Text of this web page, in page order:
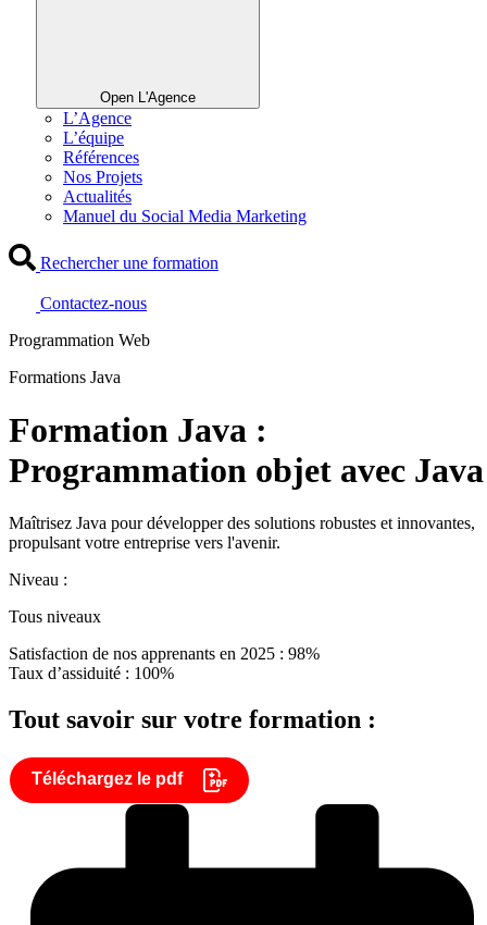
Open L'Agence
L’Agence
L’équipe
Références
Nos Projets
Actualités
Manuel du Social Media Marketing
Rechercher une formation
Contactez-nous
Programmation Web
Formations Java
Formation Java :
Programmation objet avec Java
Maîtrisez Java pour développer des solutions robustes et innovantes,
propulsant votre entreprise vers l'avenir.
Niveau :
Tous niveaux
Satisfaction de nos apprenants en 2025 : 98%
Taux d’assiduité : 100%
Tout savoir sur votre formation :
Téléchargez le pdf